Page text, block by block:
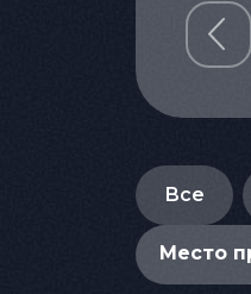
Все
Место